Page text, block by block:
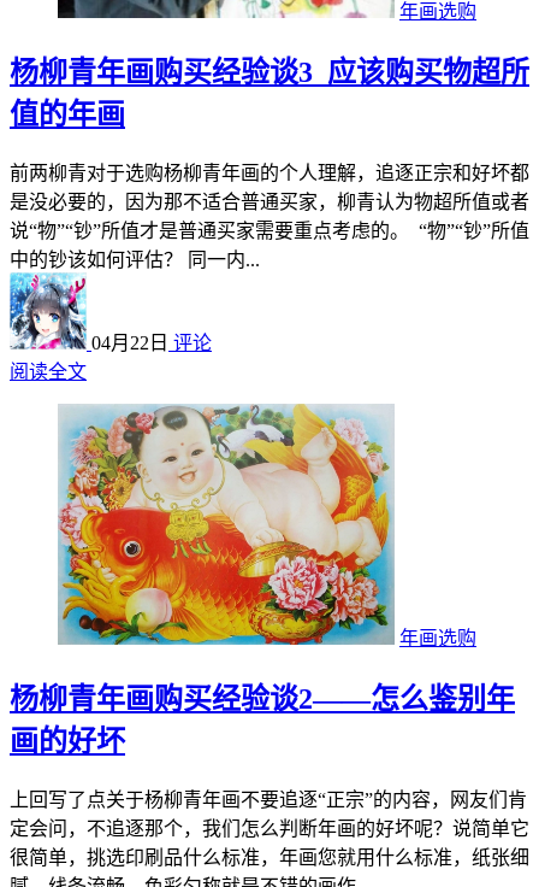
年画选购
杨柳青年画购买经验谈3_应该购买物超所
值的年画
前两柳青对于选购杨柳青年画的个人理解，追逐正宗和好坏都
是没必要的，因为那不适合普通买家，柳青认为物超所值或者
说“物”“钞”所值才是普通买家需要重点考虑的。 “物”“钞”所值
中的钞该如何评估？ 同一内...
04月22日 评论
阅读全文
年画选购
杨柳青年画购买经验谈2——怎么鉴别年
画的好坏
上回写了点关于杨柳青年画不要追逐“正宗”的内容，网友们肯
定会问，不追逐那个，我们怎么判断年画的好坏呢？说简单它
很简单，挑选印刷品什么标准，年画您就用什么标准，纸张细